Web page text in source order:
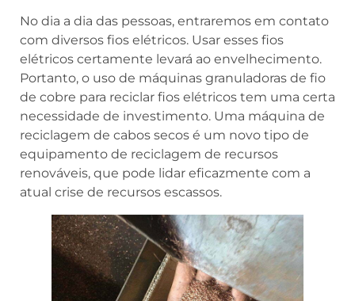
No dia a dia das pessoas, entraremos em contato
com diversos fios elétricos. Usar esses fios
elétricos certamente levará ao envelhecimento.
Portanto, o uso de máquinas granuladoras de fio
de cobre para reciclar fios elétricos tem uma certa
necessidade de investimento. Uma máquina de
reciclagem de cabos secos é um novo tipo de
equipamento de reciclagem de recursos
renováveis, que pode lidar eficazmente com a
atual crise de recursos escassos.